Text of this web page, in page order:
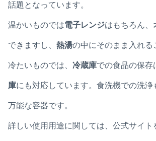
話題となっています。
温かいものでは電子レンジはもちろん、
できますし、 熱湯の中にそのまま入れる
冷たいものでは、 冷蔵庫での食品の保存
庫にも対応しています。食洗機での洗浄
万能な容器です。
詳しい使用用途に関しては、公式サイト